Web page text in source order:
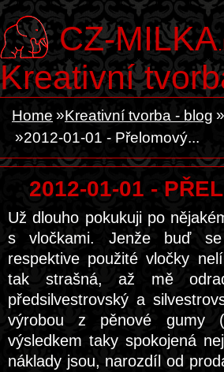
CZ-MILKA
Kreativní
Home Kreativní tvorba - blog
2012-01-01 - Přelomový...
2012-01-01 -
Už dlouho pokukuji po
s vločkami. Jenže buď
respektive použité vločky
tak strašná, až mě
předsilvestrovský a
výrobouz pěnové gumy
výsledkem taky spokojená
náklady jsou, narozdíl od